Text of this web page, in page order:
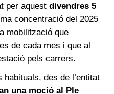
per aquest divendres 5
concentració del 2025
mobilització que
de cada mes i que al
pels carrers.
des de l’entitat
una moció al Ple